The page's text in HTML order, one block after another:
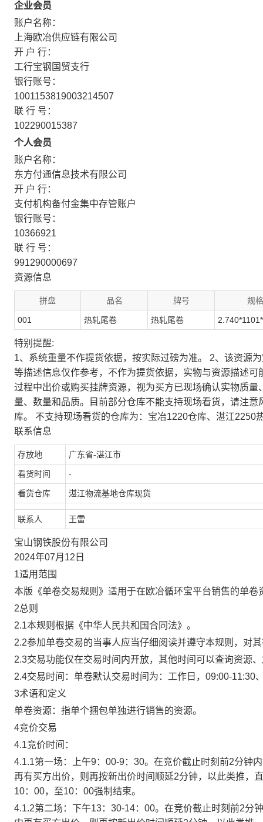
企业会员
账户名称：
上海欧冶供应链有限公司
开 户 行：
工行宝钢国贸支行
银行账号：
1001153819003214507
联 行 号：
102290015387
个人会员
账户名称：
东方付通信息技术有限公司
开 户 行：
支付机构备付金集中存管账户
银行账号：
10366921
联 行 号：
991290000697
资源信息
拼盘 品名 牌号 规格
001 热轧尾卷 热轧尾卷
特别提醒:
1、系统重量不作提货依据，按实际过磅为准。 2、该资源
等描述信息仅作参考，不作为提货依据，实物与资源描述
过程中出价或购买挂牌资源，视为买方已现场确认实物质
量、数量和品质。目前部分仓库不能支持现场看货，请注
库。 不支持现场看货的仓库为：宝冶1220仓库、湛江2250
联系信息
存放地 广东省-湛江市
看货时间 -
看货仓库 湛江物流基地仓库现货
联系人 王雷
宝山钢铁股份有限公司
2024年07月12日
1适用范围
本版《单卷交易规则》适用于在欧冶循环宝平台销售的单卷
2总则
2.1本规则根据《中华人民共和国合同法》。
2.2参加单卷交易的当事人应当仔细阅读并遵守本规则，对
2.3交易功能仅在交易时间内开放，其他时间可以查询资源
2.4交易时间：单卷默认交易时间为：工作日，09:00-11:30
3术语和定义
单卷资源：指单个捆包单独进行销售的资源。
4竞价交易
4.1竞价时间：
4.1.1第一场：上午9：00-9：30。在竞价截止时刻前2分钟
再有买方出价，则再按新出价时间顺延2分钟，以此类推，
10：00，至10：00强制结束。
4.1.2第二场：下午13：30-14：00。在竞价截止时刻前2分